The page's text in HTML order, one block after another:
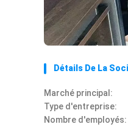
Détails De La
Marché principal:
Type d'entreprise:
Nombre d'employés: